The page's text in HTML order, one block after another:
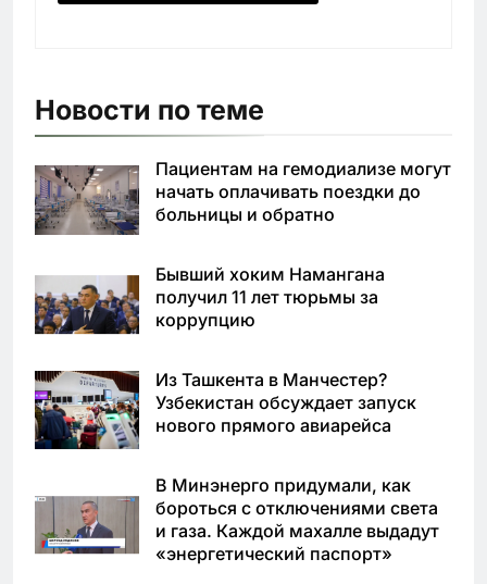
Новости по теме
Пациентам на гемодиализе могут
начать оплачивать поездки до
больницы и обратно
Бывший хоким Намангана
получил 11 лет тюрьмы за
коррупцию
Из Ташкента в Манчестер?
Узбекистан обсуждает запуск
нового прямого авиарейса
В Минэнерго придумали, как
бороться с отключениями света
и газа. Каждой махалле выдадут
«энергетический паспорт»